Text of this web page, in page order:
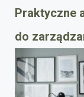
Praktyczne
do